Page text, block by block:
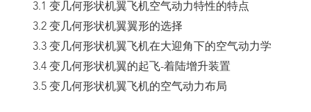
3.1 变几何形状机翼飞机空气动力特性的特点
3.2 变几何形状机翼翼形的选择
3.3 变几何形状机翼飞机在大迎角下的空气动力学
3.4 变几何形状机翼的起飞-着陆增升装置
3.5 变几何形状机翼飞机的空气动力布局